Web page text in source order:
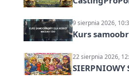
9 sierpnia 2026,
Kurs
22 sierpnia 2026,